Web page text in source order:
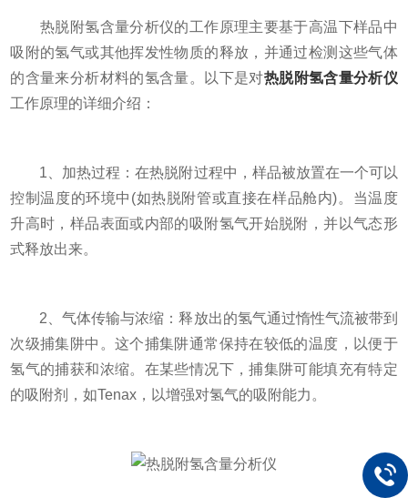
热脱附氢含量分析仪的工作原理主要基于高温下样品中
吸附的氢气或其他挥发性物质的释放，并通过检测这些气体
的含量来分析材料的氢含量。以下是对热脱附氢含量分析仪
工作原理的详细介绍：
1、加热过程：在热脱附过程中，样品被放置在一个可以
控制温度的环境中(如热脱附管或直接在样品舱内)。当温度
升高时，样品表面或内部的吸附氢气开始脱附，并以气态形
式释放出来。
2、气体传输与浓缩：释放出的氢气通过惰性气流被带到
次级捕集阱中。这个捕集阱通常保持在较低的温度，以便于
氢气的捕获和浓缩。在某些情况下，捕集阱可能填充有特定
的吸附剂，如Tenax，以增强对氢气的吸附能力。